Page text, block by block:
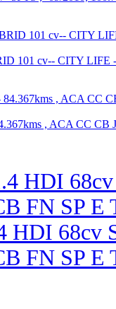
101 cv-- CITY
, ACA CC
HDI 68cv
FN SP E